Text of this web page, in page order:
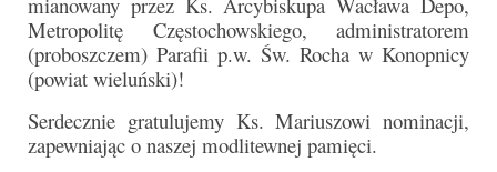
Parafia
Historia
Duszpasterze
Metropolitę Częstochowskiego, administratorem
(proboszczem) Parafii p.w. Św. Rocha w Konopnicy
(powiat wieluński)!
Serdecznie gratulujemy Ks. Mariuszowi nominacji,
zapewniając o naszej modlitewnej pamięci.